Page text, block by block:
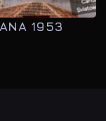
1953